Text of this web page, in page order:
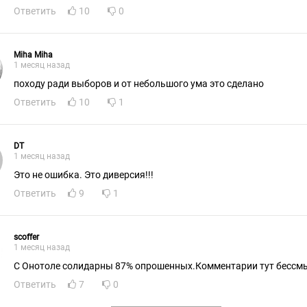
Ответить
10 0
Miha Miha
1 месяц назад
походу ради выборов и от небольшого ума это сделано
Ответить
10 1
DT
1 месяц назад
Это не ошибка. Это диверсия!!!
Ответить
9 1
scoffer
1 месяц назад
С Онотоле солидарны 87% опрошенных.Комментарии тут
Ответить
7 0